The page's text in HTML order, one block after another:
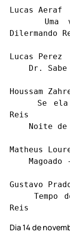
Lucas Aeraf
Dilermando
Lucas Perez
Houssam
Reis
Matheus
Gustavo
    Tempo de criança  - Dilermando
Reis
Dia 14 de